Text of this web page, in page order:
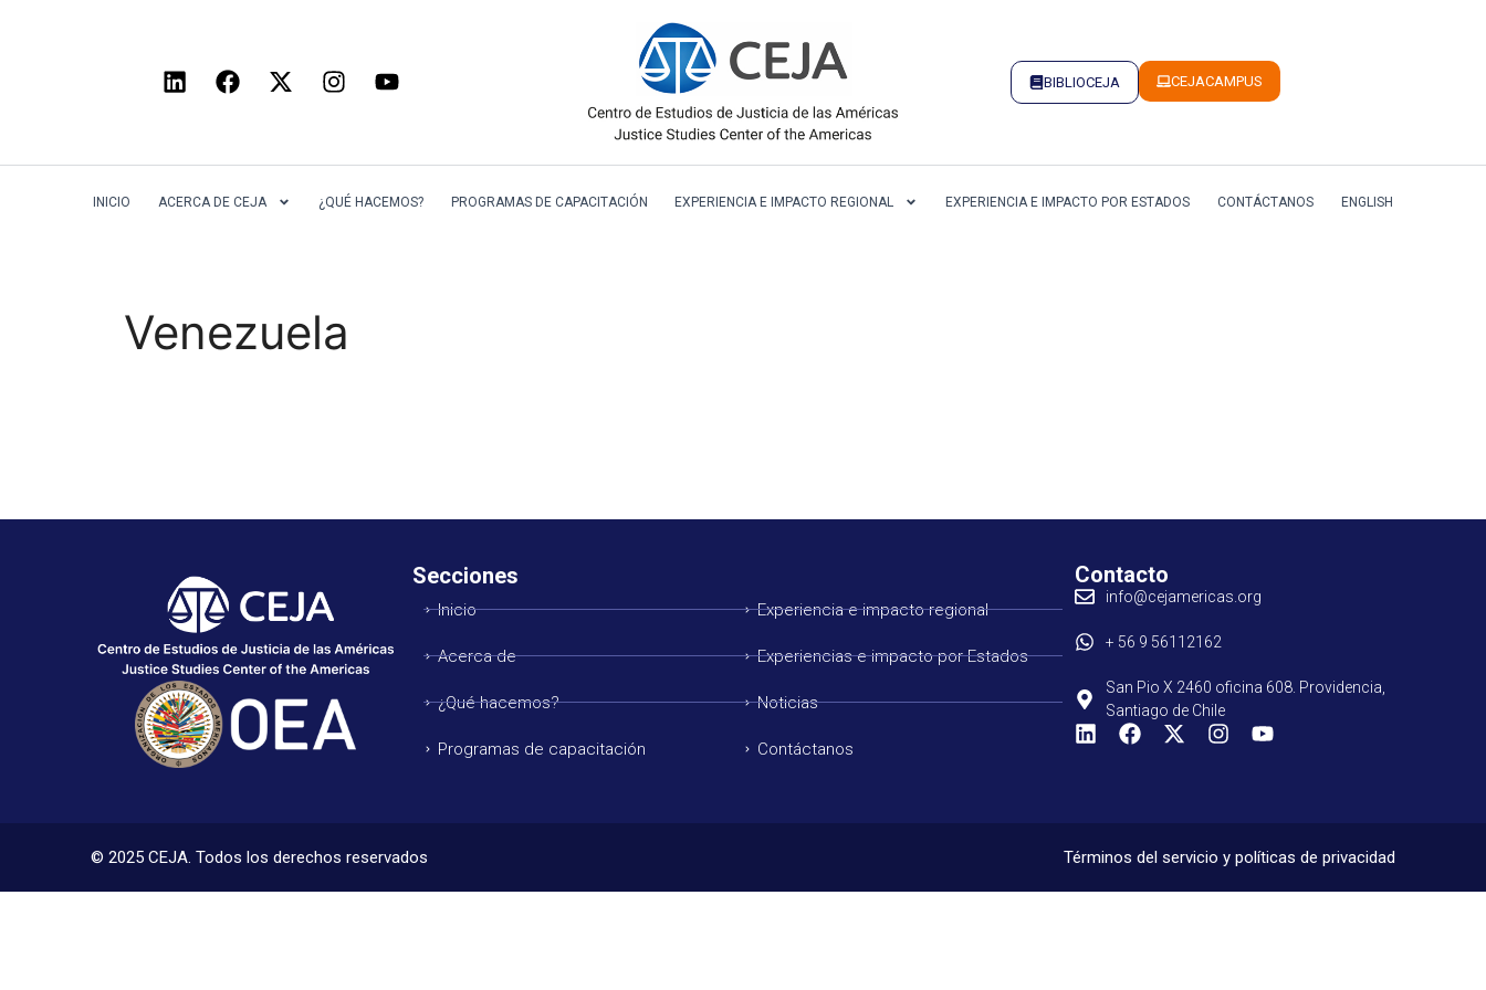
BIBLIOCEJA CEJACAMPUS
INICIO ACERCA DE CEJA ¿QUÉ HACEMOS? PROGRAMAS DE CAPACITACIÓN EXPERIENCIA E IMPACTO REGIONAL EXPERIENCIA E IMPACTO POR ESTADOS CONTÁCTANOS ENGLISH
Venezuela
Secciones
Inicio
Acerca de
¿Qué hacemos?
Programas de capacitación
Experiencia e impacto regional
Experiencias e impacto por Estados
Noticias
Contáctanos
Contacto
info@cejamericas.org
+ 56 9 56112162
San Pio X 2460 oficina 608. Providencia,
Santiago de Chile
© 2025 CEJA. Todos los derechos reservados Términos del servicio y políticas de privacidad